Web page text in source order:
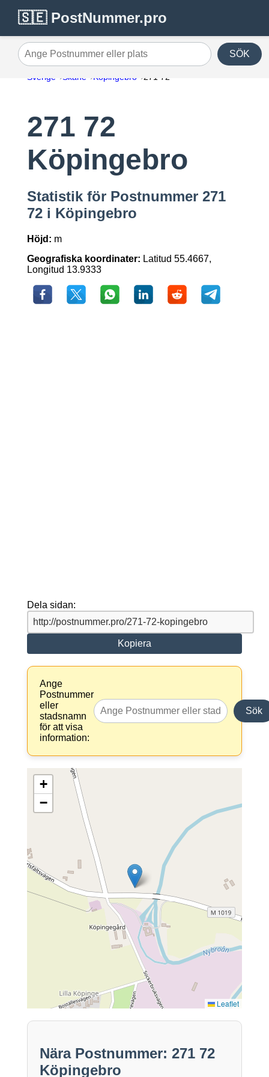
🇸🇪 PostNummer.pro
Ange Postnummer eller plats SÖK
Sverige Skåne Köpingebro 271 72
271 72
Köpingebro
Statistik för Postnummer 271
72 i Köpingebro
Höjd: m
Geografiska koordinater: Latitud 55.4667,
Longitud 13.9333
Dela sidan:
Kopiera
Ange
Postnummer
eller
stadsnamn
för att visa
information:
Sök
+
−
Leaflet
Nära Postnummer: 271 72
Köpingebro